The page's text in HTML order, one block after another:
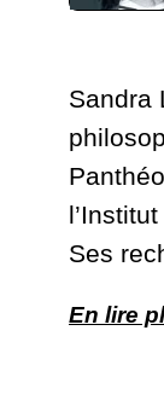
Sandra
Ses
En lire